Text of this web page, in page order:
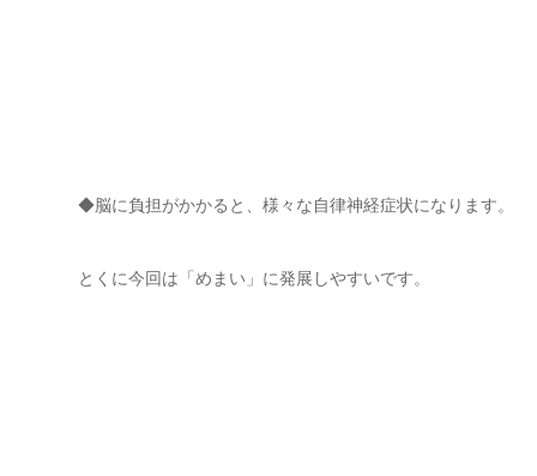
◆脳に負担がかかると、様々な自律神経症状になります。
とくに今回は「めまい」に発展しやすいです。